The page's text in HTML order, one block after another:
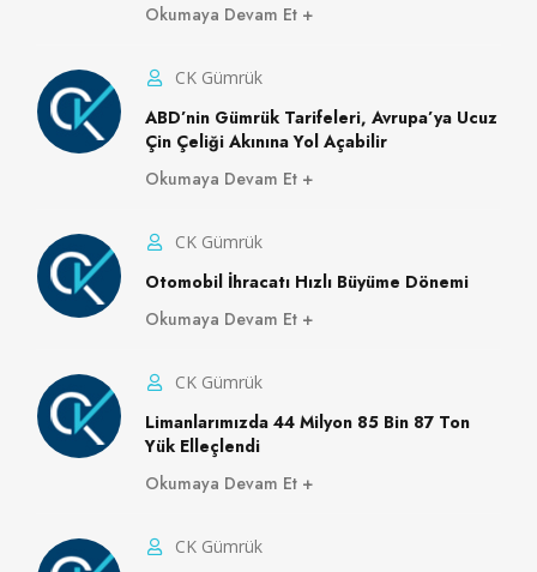
Okumaya Devam Et
CK Gümrük
ABD’nin Gümrük Tarifeleri, Avrupa’ya Ucuz
Çin Çeliği Akınına Yol Açabilir
Okumaya Devam Et
CK Gümrük
Otomobil İhracatı Hızlı Büyüme Dönemi
Okumaya Devam Et
CK Gümrük
Limanlarımızda 44 Milyon 85 Bin 87 Ton
Yük Elleçlendi
Okumaya Devam Et
CK Gümrük